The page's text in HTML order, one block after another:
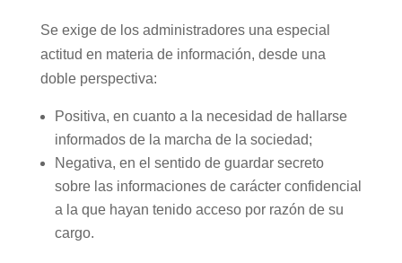
Se exige de los administradores una especial
actitud en materia de información, desde una
doble perspectiva:
Positiva, en cuanto a la necesidad de hallarse
informados de la marcha de la sociedad;
Negativa, en el sentido de guardar secreto
sobre las informaciones de carácter confidencial
a la que hayan tenido acceso por razón de su
cargo.